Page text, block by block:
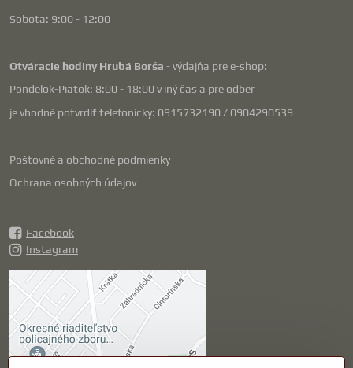
Sobota: 9:00 - 12:00
Otváracie hodiny Hrubá Borša - výdajňa pre e-shop:
Pondelok-Piatok: 8:00 - 18:00 v iný čas a pre odber
je vhodné potvrdiť telefonicky: 0915732190 / 0904290539
Poštovné a obchodné podmienky
Ochrana osobných údajov
Facebook
Instagram
Externý obsah je
blokovaný Voľbami
súkromia